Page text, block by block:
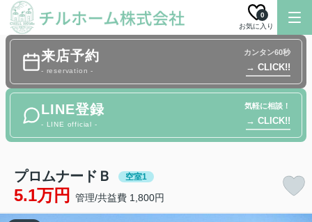
お気に入り
0
来店予約
- reservation -
カンタン60秒
→ CLICK!!
LINE登録
- LINE official -
気軽に相談！
→ CLICK!!
プロムナードＢ 空室1
5.1万円 管理/共益費 1,800円